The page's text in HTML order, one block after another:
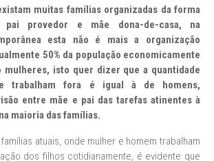
muitas famílias organizadas da forma
pai provedor e mãe dona-de-casa, na
esta não é mais a organização
50% da população economicamente
mulheres, isto quer dizer que a quantidade
trabalham fora é igual à de homens,
entre mãe e pai das tarefas atinentes à
maioria das famílias.
atuais, onde mulher e homem trabalham
dos filhos cotidianamente, é evidente que